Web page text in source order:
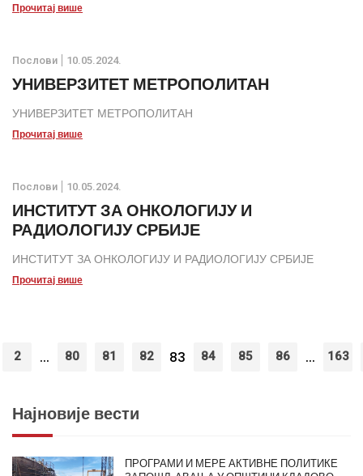
Прочитај више
Послови 10.05.2024.
УНИВЕРЗИТЕТ МЕТРОПОЛИТАН
УНИВЕРЗИТЕТ МЕТРОПОЛИТАН
Прочитај више
Послови 10.05.2024.
ИНСТИТУТ ЗА ОНКОЛОГИЈУ И
РАДИОЛОГИЈУ СРБИЈЕ
ИНСТИТУТ ЗА ОНКОЛОГИЈУ И РАДИОЛОГИЈУ СРБИЈЕ
Прочитај више
2 ... 80 81 82 83 84 85 86 ... 163
Најновије вести
ПРОГРАМИ И МЕРЕ АКТИВНЕ ПОЛИТИКЕ